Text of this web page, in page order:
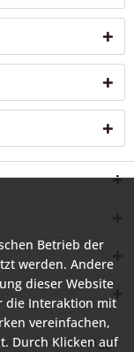
und ggf.
Betrieb der
werden. Andere
dieser Website
die Interaktion mit
vereinfachen,
Durch Klicken auf